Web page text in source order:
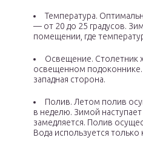
Температура.
— от 20 до 25 градусов.
помещении, где
Освещение. Столетник
освещенном
западная сторона.
Полив. Летом полив
в неделю. Зимой
замедляется. Полив
Вода используется